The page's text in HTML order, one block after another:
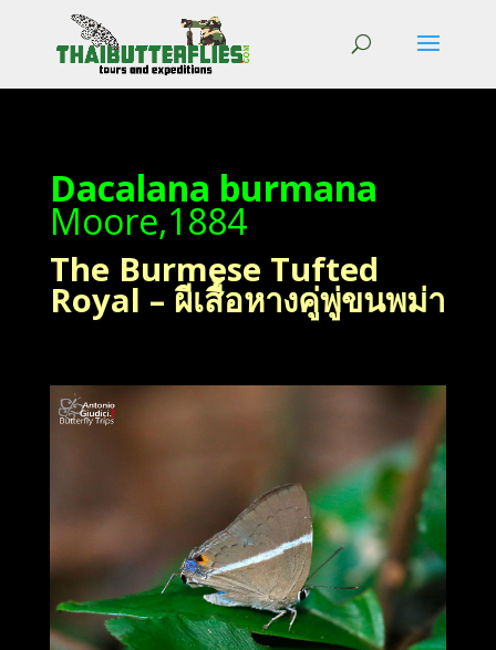
Dacalana burmana
Moore,1884
The Burmese Tufted
Royal – ผีเสื้อหางคู่พู่ขนพม่า